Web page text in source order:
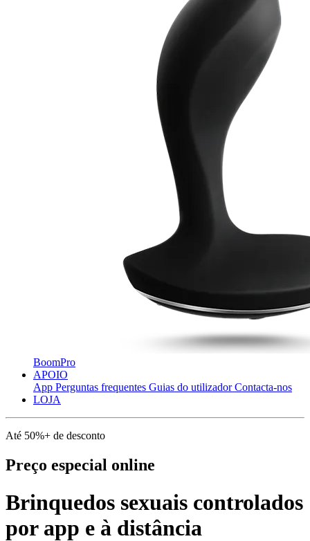
BoomPro
APOIO
App Perguntas frequentes Guias do utilizador Contacta-nos
LOJA
Até 50%+ de desconto
Preço especial online
Brinquedos sexuais controlados
por app e à distância